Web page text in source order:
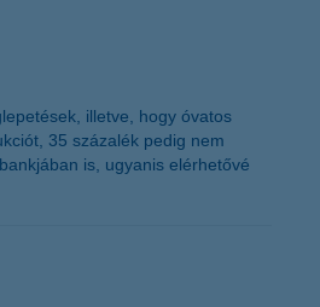
K&H e-kártyafelület
illetve, hogy óvatos
35 százalék pedig nem
is, ugyanis elérhetővé